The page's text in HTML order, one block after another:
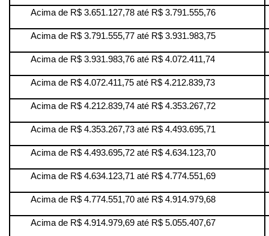
Acima de R$ 3.651.127,78 até R$ 3.791.555,76
Acima de R$ 3.791.555,77 até R$ 3.931.983,75
Acima de R$ 3.931.983,76 até R$ 4.072.411,74
Acima de R$ 4.072.411,75 até R$ 4.212.839,73
Acima de R$ 4.212.839,74 até R$ 4.353.267,72
Acima de R$ 4.353.267,73 até R$ 4.493.695,71
Acima de R$ 4.493.695,72 até R$ 4.634.123,70
Acima de R$ 4.634.123,71 até R$ 4.774.551,69
Acima de R$ 4.774.551,70 até R$ 4.914.979,68
Acima de R$ 4.914.979,69 até R$ 5.055.407,67